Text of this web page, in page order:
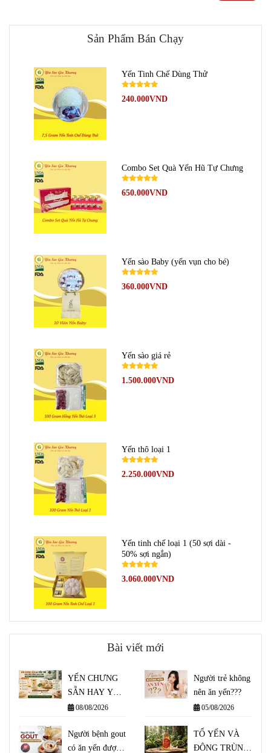
Sản Phẩm Bán Chạy
Yến Tinh Chế Dùng Thử
240.000VND
Combo Set Quà Yến Hũ Tự Chưng
650.000VND
Yến sào Baby (yến vụn cho bé)
360.000VND
Yến sào giá rẻ
1.500.000VND
Yến thô loại 1
2.250.000VND
Yến tinh chế loại 1 (50 sợi dài -
50% sợi ngắn)
3.060.000VND
Bài viết mới
YẾN CHƯNG
SẴN HAY YẾN
THÔ - LOẠI
MUA HƠN
TRONG
08/08/2026
Người trẻ không
nên ăn yến???
05/08/2026
Người bệnh gout
có ăn yến được
TỔ YẾN VÀ
ĐÔNG TRÙNG